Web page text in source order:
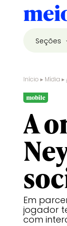
Seções
Início ▸ Mídia ▸
mobile
A
Em
jogador
com